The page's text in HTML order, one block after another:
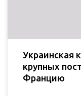
Украинская
крупных
Францию